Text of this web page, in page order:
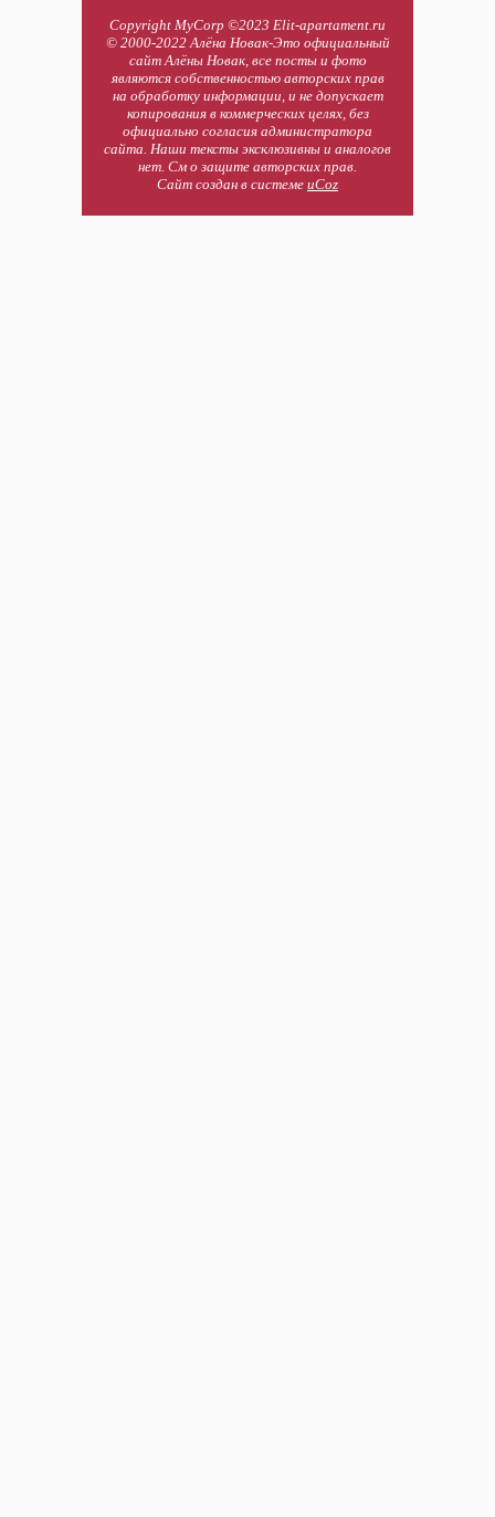
Copyright MyCorp ©2023 Elit-apartament.ru
© 2000-2022 Алёна Новак-Это официальный
сайт Алёны Новак, все посты и фото
являются собственностью авторских прав
на обработку информации, и не допускает
копирования в коммерческих целях, без
официально согласия администратора
сайта. Наши тексты эксклюзивны и аналогов
нет. См о защите авторских прав.
Сайт создан в системе uCoz